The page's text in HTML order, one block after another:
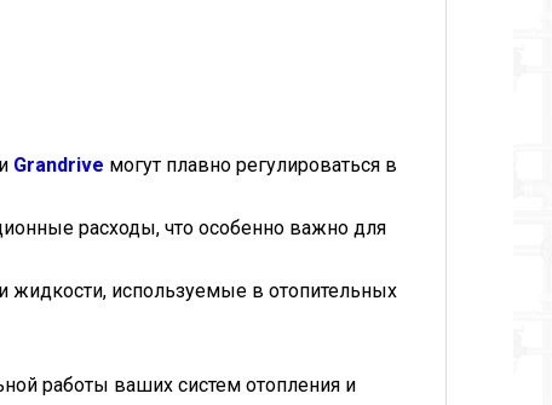
Grandrive могут плавно регулироваться в
расходы, что особенно важно для
жидкости, используемые в отопительных
работы ваших систем отопления и